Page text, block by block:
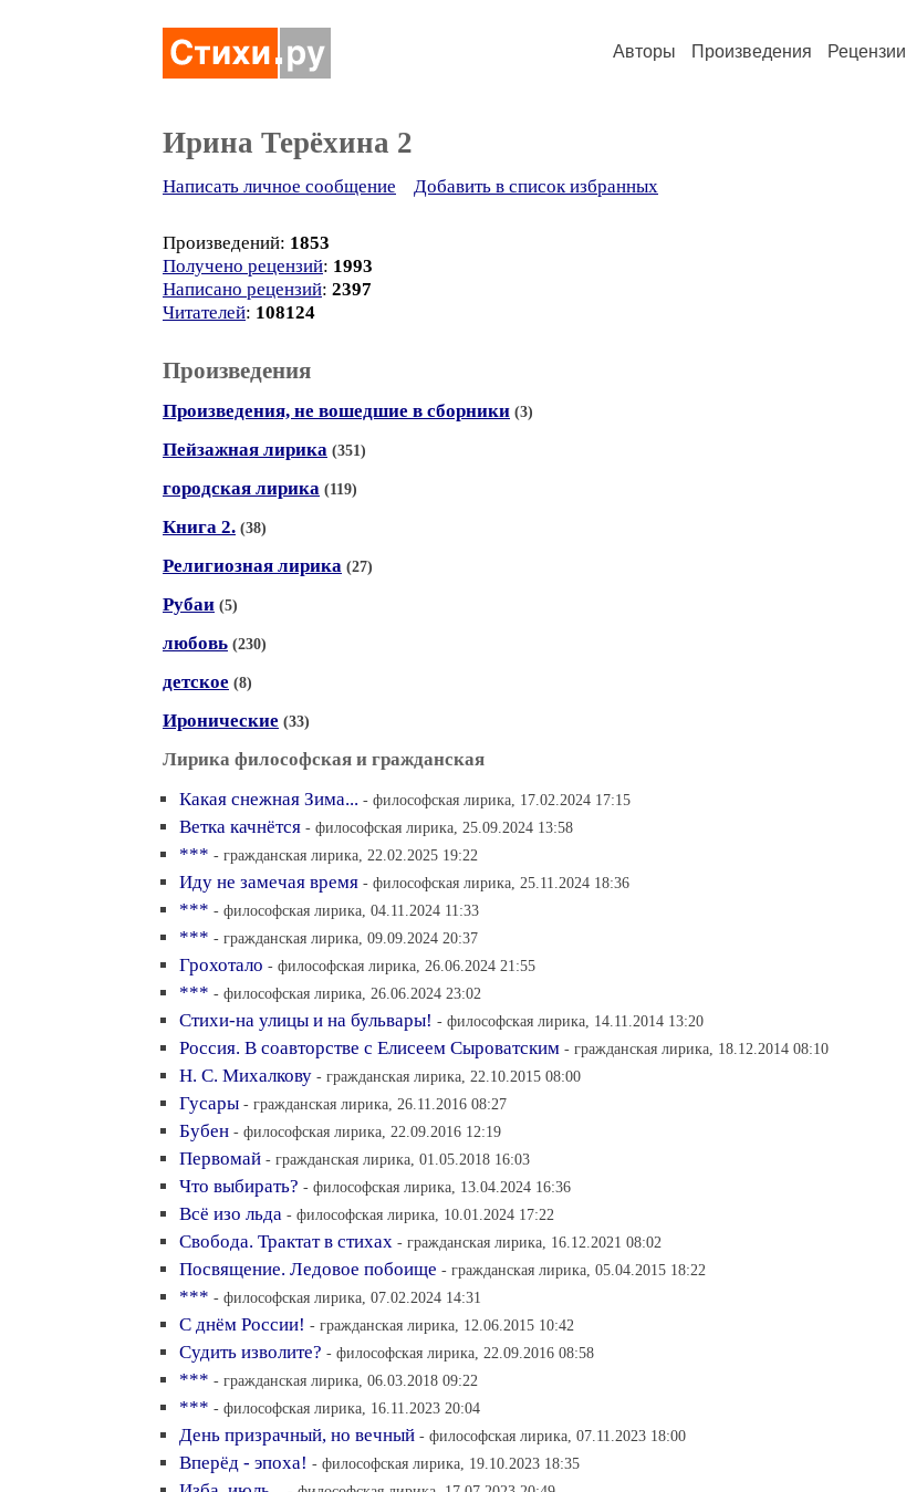
Авторы Произведения Рецензии
Ирина Терёхина 2
Написать личное сообщение Добавить в список избранных
Произведений: 1853
Получено рецензий: 1993
Написано рецензий: 2397
Читателей: 108124
Произведения
Произведения, не вошедшие в сборники (3)
Пейзажная лирика (351)
городская лирика (119)
Книга 2. (38)
Религиозная лирика (27)
Рубаи (5)
любовь (230)
детское (8)
Иронические (33)
Лирика философская и гражданская
Какая снежная Зима... - философская лирика, 17.02.2024 17:15
Ветка качнётся - философская лирика, 25.09.2024 13:58
*** - гражданская лирика, 22.02.2025 19:22
Иду не замечая время - философская лирика, 25.11.2024 18:36
*** - философская лирика, 04.11.2024 11:33
*** - гражданская лирика, 09.09.2024 20:37
Грохотало - философская лирика, 26.06.2024 21:55
*** - философская лирика, 26.06.2024 23:02
Стихи-на улицы и на бульвары! - философская лирика, 14.11.2014 13:20
Россия. В соавторстве с Елисеем Сыроватским - гражданская лирика, 18.12.2014 08:10
Н. С. Михалкову - гражданская лирика, 22.10.2015 08:00
Гусары - гражданская лирика, 26.11.2016 08:27
Бубен - философская лирика, 22.09.2016 12:19
Первомай - гражданская лирика, 01.05.2018 16:03
Что выбирать? - философская лирика, 13.04.2024 16:36
Всё изо льда - философская лирика, 10.01.2024 17:22
Свобода. Трактат в стихах - гражданская лирика, 16.12.2021 08:02
Посвящение. Ледовое побоище - гражданская лирика, 05.04.2015 18:22
*** - философская лирика, 07.02.2024 14:31
С днём России! - гражданская лирика, 12.06.2015 10:42
Судить изволите? - философская лирика, 22.09.2016 08:58
*** - гражданская лирика, 06.03.2018 09:22
*** - философская лирика, 16.11.2023 20:04
День призрачный, но вечный - философская лирика, 07.11.2023 18:00
Вперёд - эпоха! - философская лирика, 19.10.2023 18:35